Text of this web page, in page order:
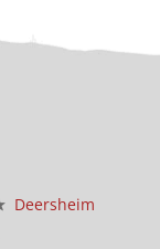
Deersheim